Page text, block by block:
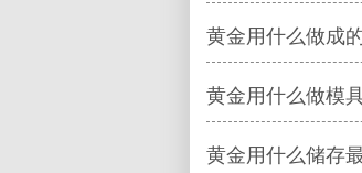
黄金用什么做成
黄金用什么做模
黄金用什么储存